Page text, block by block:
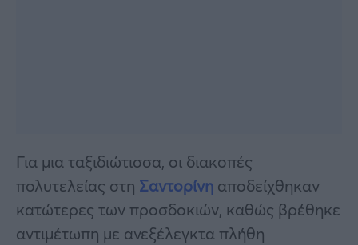
Για μια ταξιδιώτισσα, οι διακοπές
πολυτελείας στη Σαντορίνη αποδείχθηκαν
κατώτερες των προσδοκιών, καθώς βρέθηκε
αντιμέτωπη με ανεξέλεγκτα πλήθη